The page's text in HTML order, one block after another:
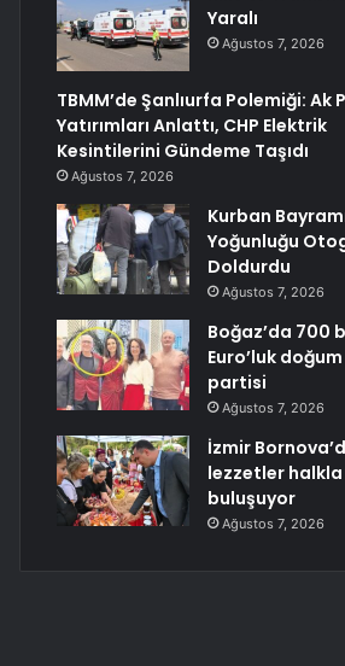
Yaralı
Ağustos 7, 2026
TBMM’de Şanlıurfa Polemiği: Ak
Yatırımları Anlattı, CHP Elektrik
Kesintilerini Gündeme Taşıdı
Ağustos 7, 2026
Kurban
Yoğunluğu
Doldurdu
Ağustos 7, 2026
Boğaz’da 700
Euro’luk
partisi
Ağustos 7, 2026
İzmir
lezzetler halkla
buluşuyor
Ağustos 7, 2026